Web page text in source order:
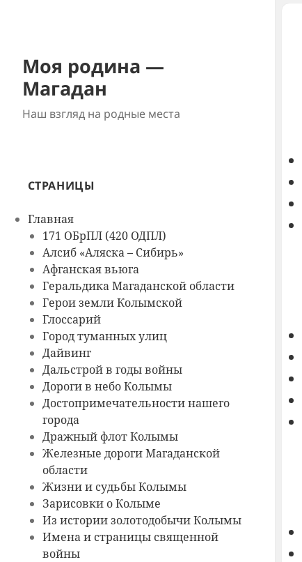
Моя родина —
Магадан
Наш взгляд на родные места
СТРАНИЦЫ
Главная
171 ОБрПЛ (420 ОДПЛ)
Алсиб «Аляска – Сибирь»
Афганская вьюга
Геральдика Магаданской области
Герои земли Колымской
Глоссарий
Город туманных улиц
Дайвинг
Дальстрой в годы войны
Дороги в небо Колымы
Достопримечательности нашего
города
Дражный флот Колымы
Железные дороги Магаданской
области
Жизни и судьбы Колымы
Зарисовки о Колыме
Из истории золотодобычи Колымы
Имена и страницы священной
войны